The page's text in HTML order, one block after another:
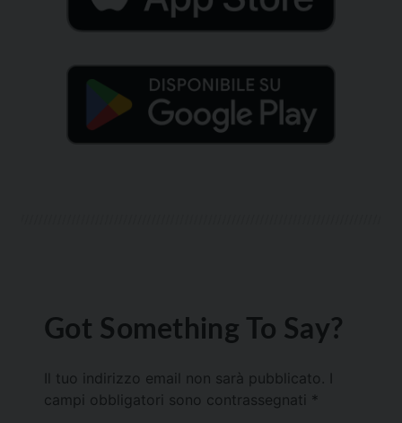
Got Something To Say?
Il tuo indirizzo email non sarà pubblicato.
campi obbligatori sono contrassegnati *